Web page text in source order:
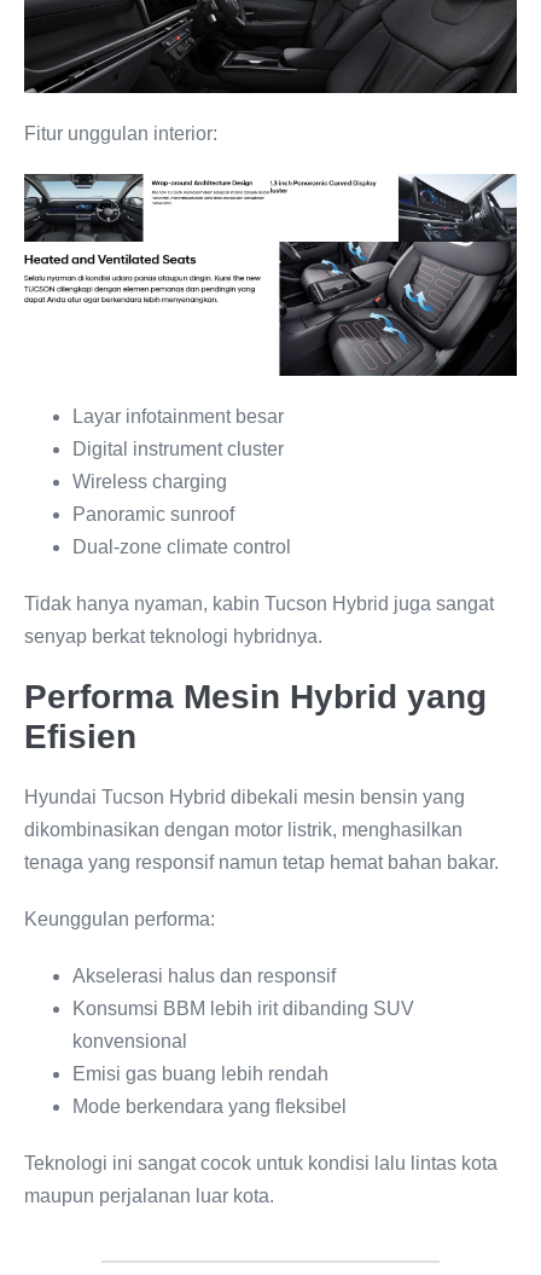
Fitur unggulan interior:
Layar infotainment besar
Digital instrument cluster
Wireless charging
Panoramic sunroof
Dual-zone climate control
Tidak hanya nyaman, kabin Tucson Hybrid juga sangat
senyap berkat teknologi hybridnya.
Performa Mesin Hybrid yang
Efisien
Hyundai Tucson Hybrid dibekali mesin bensin yang
dikombinasikan dengan motor listrik, menghasilkan
tenaga yang responsif namun tetap hemat bahan bakar.
Keunggulan performa:
Akselerasi halus dan responsif
Konsumsi BBM lebih irit dibanding SUV
konvensional
Emisi gas buang lebih rendah
Mode berkendara yang fleksibel
Teknologi ini sangat cocok untuk kondisi lalu lintas kota
maupun perjalanan luar kota.